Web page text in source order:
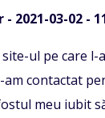
- 2021-03-02 -
ul pe care l-
am contactat
meu iubit